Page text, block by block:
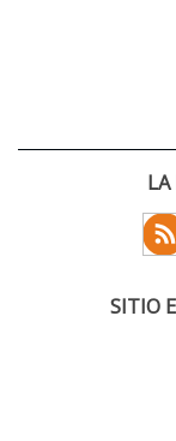
LA
SITIO